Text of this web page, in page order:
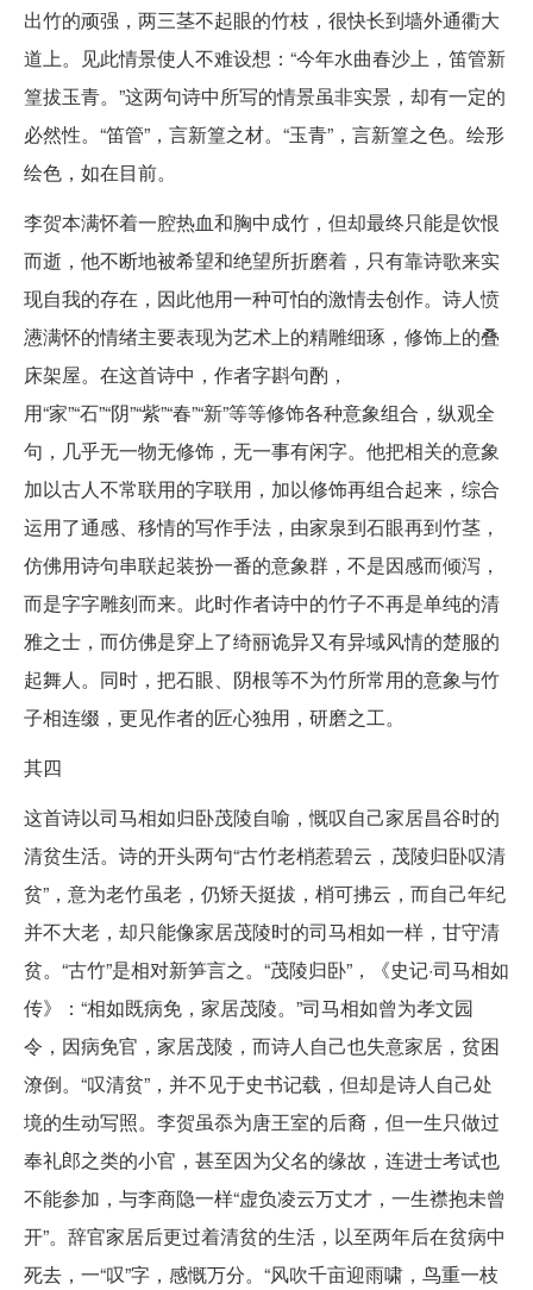
出竹的顽强，两三茎不起眼的竹枝，很快长到墙外通衢大
道上。见此情景使人不难设想：“今年水曲春沙上，笛管新
篁拔玉青。”这两句诗中所写的情景虽非实景，却有一定的
必然性。“笛管”，言新篁之材。“玉青”，言新篁之色。绘形
绘色，如在目前。
李贺本满怀着一腔热血和胸中成竹，但却最终只能是饮恨
而逝，他不断地被希望和绝望所折磨着，只有靠诗歌来实
现自我的存在，因此他用一种可怕的激情去创作。诗人愤
懑满怀的情绪主要表现为艺术上的精雕细琢，修饰上的叠
床架屋。在这首诗中，作者字斟句酌，
用“家”“石”“阴”“紫”“春”“新”等等修饰各种意象组合，纵观全
句，几乎无一物无修饰，无一事有闲字。他把相关的意象
加以古人不常联用的字联用，加以修饰再组合起来，综合
运用了通感、移情的写作手法，由家泉到石眼再到竹茎，
仿佛用诗句串联起装扮一番的意象群，不是因感而倾泻，
而是字字雕刻而来。此时作者诗中的竹子不再是单纯的清
雅之士，而仿佛是穿上了绮丽诡异又有异域风情的楚服的
起舞人。同时，把石眼、阴根等不为竹所常用的意象与竹
子相连缀，更见作者的匠心独用，研磨之工。
其四
这首诗以司马相如归卧茂陵自喻，慨叹自己家居昌谷时的
清贫生活。诗的开头两句“古竹老梢惹碧云，茂陵归卧叹清
贫”，意为老竹虽老，仍矫天挺拔，梢可拂云，而自己年纪
并不大老，却只能像家居茂陵时的司马相如一样，甘守清
贫。“古竹”是相对新笋言之。“茂陵归卧”，《史记·司马相如
传》：“相如既病免，家居茂陵。”司马相如曾为孝文园
令，因病免官，家居茂陵，而诗人自己也失意家居，贫困
潦倒。“叹清贫”，并不见于史书记载，但却是诗人自己处
境的生动写照。李贺虽忝为唐王室的后裔，但一生只做过
奉礼郎之类的小官，甚至因为父名的缘故，连进士考试也
不能参加，与李商隐一样“虚负凌云万丈才，一生襟抱未曾
开”。辞官家居后更过着清贫的生活，以至两年后在贫病中
死去，一“叹”字，感慨万分。“风吹千亩迎雨啸，鸟重一枝